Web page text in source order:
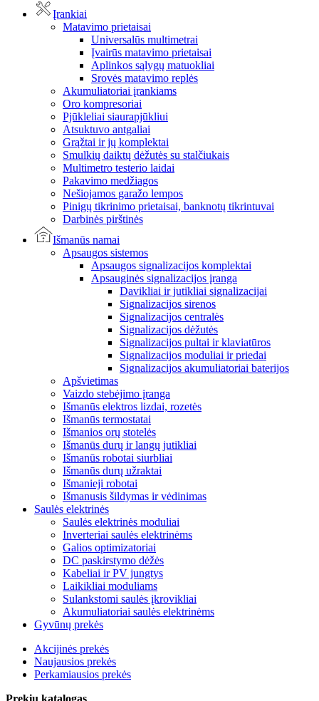
Įrankiai
Matavimo prietaisai
Universalūs multimetrai
Įvairūs matavimo prietaisai
Aplinkos sąlygų matuokliai
Srovės matavimo replės
Akumuliatoriai įrankiams
Oro kompresoriai
Pjūkleliai siaurapjūkliui
Atsuktuvo antgaliai
Grąžtai ir jų komplektai
Smulkių daiktų dėžutės su stalčiukais
Multimetro testerio laidai
Pakavimo medžiagos
Nešiojamos garažo lempos
Pinigų tikrinimo prietaisai, banknotų tikrintuvai
Darbinės pirštinės
Išmanūs namai
Apsaugos sistemos
Apsaugos signalizacijos komplektai
Apsauginės signalizacijos įranga
Davikliai ir jutikliai signalizacijai
Signalizacijos sirenos
Signalizacijos centralės
Signalizacijos dėžutės
Signalizacijos pultai ir klaviatūros
Signalizacijos moduliai ir priedai
Signalizacijos akumuliatoriai baterijos
Apšvietimas
Vaizdo stebėjimo įranga
Išmanūs elektros lizdai, rozetės
Išmanūs termostatai
Išmanios orų stotelės
Išmanūs durų ir langų jutikliai
Išmanūs robotai siurbliai
Išmanūs durų užraktai
Išmanieji robotai
Išmanusis šildymas ir vėdinimas
Saulės elektrinės
Saulės elektrinės moduliai
Inverteriai saulės elektrinėms
Galios optimizatoriai
DC paskirstymo dėžės
Kabeliai ir PV jungtys
Laikikliai moduliams
Sulankstomi saulės įkrovikliai
Akumuliatoriai saulės elektrinėms
Gyvūnų prekės
Akcijinės prekės
Naujausios prekės
Perkamiausios prekės
Prekių katalogas